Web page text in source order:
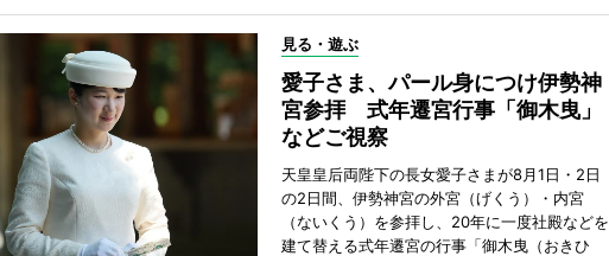
見る・遊ぶ
愛子さま、パール身につけ伊勢神
宮参拝 式年遷宮行事「御木曳」
などご視察
天皇皇后両陛下の長女愛子さまが8月1日・2日
の2日間、伊勢神宮の外宮（げくう）・内宮
（ないくう）を参拝し、20年に一度社殿などを
建て替える式年遷宮の行事「御木曳（おきひ